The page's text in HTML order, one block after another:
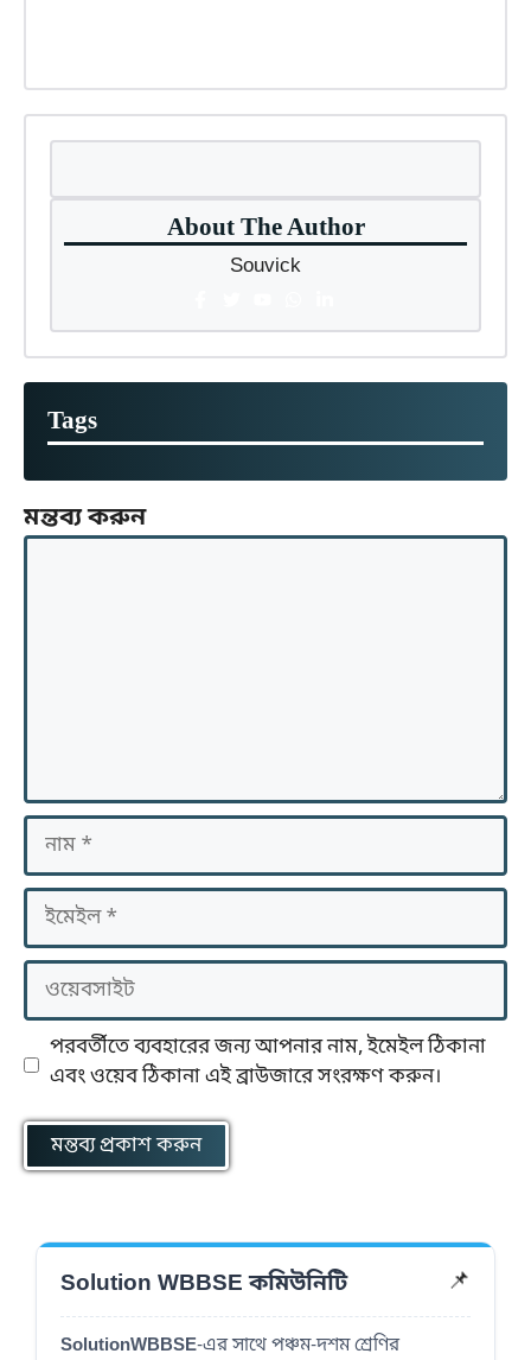
About The Author
Souvick
Tags
মন্তব্য করুন
মন্তব্য
নাম
ইমেইল
ওয়েবসাইট
পরবর্তীতে ব্যবহারের জন্য আপনার নাম, ইমেইল ঠিকানা
এবং ওয়েব ঠিকানা এই ব্রাউজারে সংরক্ষণ করুন।
Solution WBBSE কমিউনিটি 📌
SolutionWBBSE-এর সাথে পঞ্চম-দশম শ্রেণির